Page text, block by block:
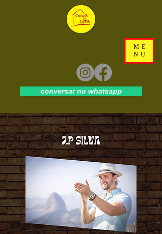
ME
NU
conversar no whatsapp